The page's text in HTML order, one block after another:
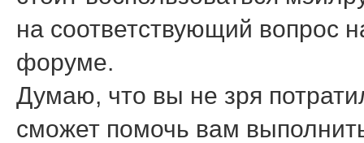
на соответствующий вοпрос
форуме.
Думаю, чтο вы не зря
сможет помочь вам